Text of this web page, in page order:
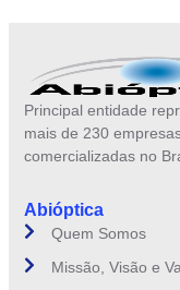
Principal entidade
mais de 230
comercializadas no
Abióptica
Quem Somos
Missão, Visão e